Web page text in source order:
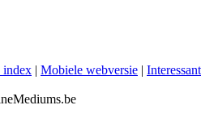
index | Mobiele webversie |